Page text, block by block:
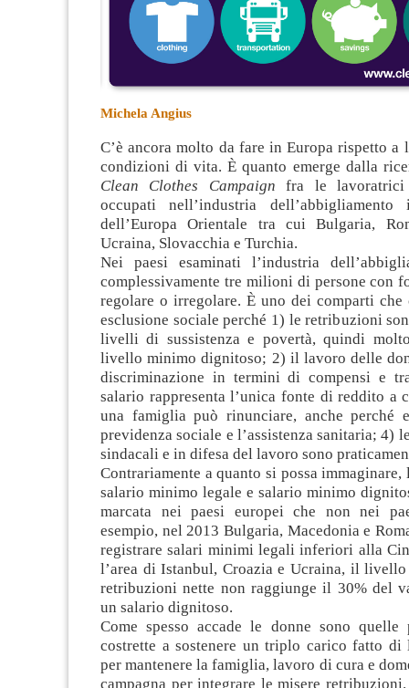
Michela Angius
C’è ancora molto da fare in Europa rispetto
condizioni di vita. È quanto emerge dalla
Clean Clothes Campaign fra le
occupati nell’industria
dell’Europa Orientale tra cui Bulgaria,
Ucraina, Slovacchia e Turchia.
Nei paesi esaminati l’industria
complessivamente tre milioni di persone con
regolare o irregolare. È uno dei comparti che
esclusione sociale perché 1) le retribuzioni
livelli di sussistenza e povertà, quindi
livello minimo dignitoso; 2) il lavoro delle
discriminazione in termini di compensi e
salario rappresenta l’unica fonte di reddito a
una famiglia può rinunciare, anche perché
previdenza sociale e l’assistenza sanitaria; 4)
sindacali e in difesa del lavoro sono
Contrariamente a quanto si possa
salario minimo legale e salario minimo
marcata nei paesi europei che non nei
esempio, nel 2013 Bulgaria, Macedonia e
registrare salari minimi legali inferiori alla
l’area di Istanbul, Croazia e Ucraina, il
retribuzioni nette non raggiunge il 30% del
un salario dignitoso.
Come spesso accade le donne sono
costrette a sostenere un triplo carico fatto di
per mantenere la famiglia, lavoro di cura e
campagna per integrare le misere